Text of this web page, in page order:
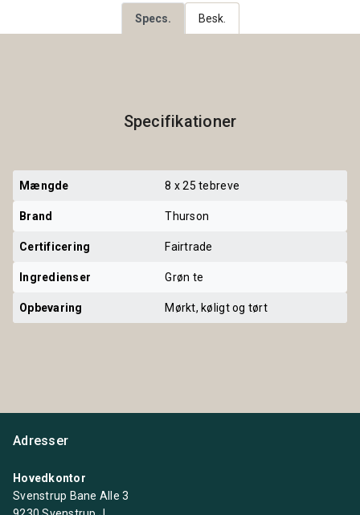
Specs. Besk.
Specifikationer
Mængde 8 x 25 tebreve
Brand Thurson
Certificering Fairtrade
Ingredienser Grøn te
Opbevaring Mørkt, køligt og tørt
Adresser
Hovedkontor
Svenstrup Bane Alle 3